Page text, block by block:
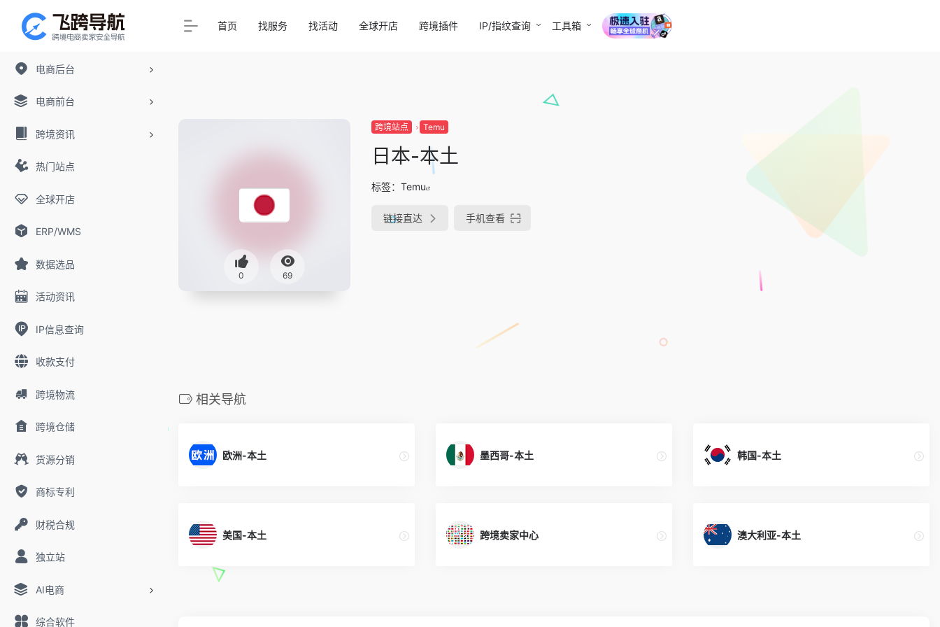
电商后台
电商前台
跨境资讯
热门站点
全球开店
ERP/WMS
数据选品
活动资讯
IP信息查询
收款支付
跨境物流
跨境仓储
货源分销
商标专利
财税合规
独立站
AI电商
综合软件
首页 找服务 找活动 全球开店 跨境插件 IP/指纹查询 工具箱
0 69
跨境站点 Temu
日本-本土
标签： Temu
链接直达 手机查看
相关导航
欧洲-本土 墨西哥-本土 韩国-本土
美国-本土 跨境卖家中心 澳大利亚-本土